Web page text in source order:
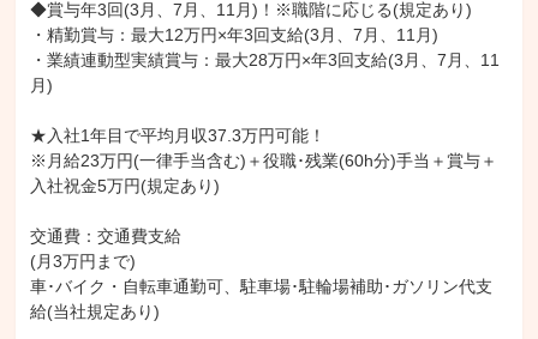
◆賞与年3回(3月、7月、11月)！※職階に応じる(規定あり)
・精勤賞与：最大12万円×年3回支給(3月、7月、11月)
・業績連動型実績賞与：最大28万円×年3回支給(3月、7月、11
月)
★入社1年目で平均月収37.3万円可能！
※月給23万円(一律手当含む)＋役職･残業(60h分)手当＋賞与＋
入社祝金5万円(規定あり)
交通費：交通費支給
(月3万円まで)
車･バイク・自転車通勤可、駐車場･駐輪場補助･ガソリン代支
給(当社規定あり)